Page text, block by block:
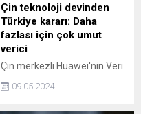
Çin teknoloji devinden
Türkiye kararı: Daha
fazlası için çok umut
verici
Çin merkezli Huawei'nin Veri
Başkanı Peter Zhou,
09.05.2024